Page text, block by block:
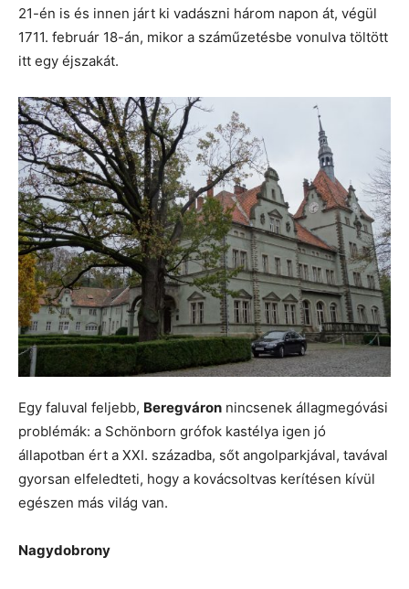
21-én is és innen járt ki vadászni három napon át, végül
1711. február 18-án, mikor a száműzetésbe vonulva töltött
itt egy éjszakát.
Egy faluval feljebb, Beregváron nincsenek állagmegóvási
problémák: a Schönborn grófok kastélya igen jó
állapotban ért a XXI. századba, sőt angolparkjával, tavával
gyorsan elfeledteti, hogy a kovácsoltvas kerítésen kívül
egészen más világ van.
Nagydobrony